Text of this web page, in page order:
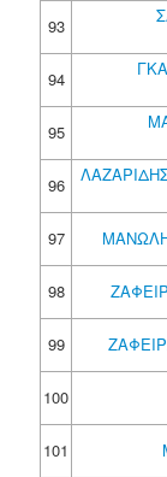
93
94
95
96
97
98
99
100
101